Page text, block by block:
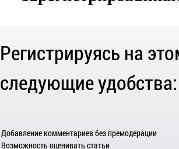
Регистрируясь на
следующие удобства:
Добавление комментариев без премодерации
Возможность оценивать статьи